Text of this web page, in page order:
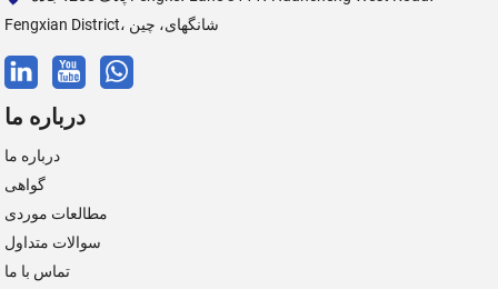
Fengxian District، شانگهای، چین
درباره ما
درباره ما
گواهی
مطالعات موردی
سوالات متداول
تماس با ما